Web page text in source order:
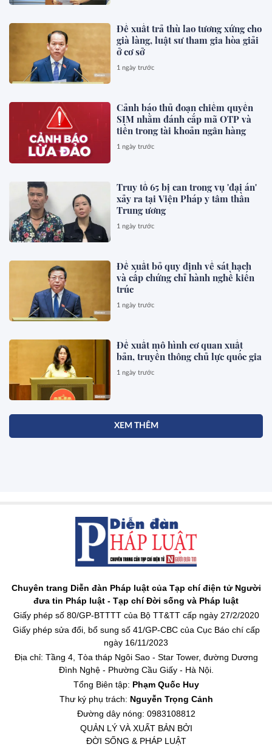
Đề xuất trả thù lao tương xứng cho
già làng, luật sư tham gia hòa giải
ở cơ sở
1 ngày trước
Cảnh báo thủ đoạn chiếm quyền
SIM nhằm đánh cắp mã OTP và
tiền trong tài khoản ngân hàng
1 ngày trước
Truy tố 65 bị can trong vụ 'đại án'
xảy ra tại Viện Pháp y tâm thần
Trung ương
1 ngày trước
Đề xuất bỏ quy định về sát hạch
và cấp chứng chỉ hành nghề kiến
trúc
1 ngày trước
Đề xuất mô hình cơ quan xuất
bản, truyền thông chủ lực quốc gia
1 ngày trước
XEM THÊM
Chuyên trang Diễn đàn Pháp luật của Tạp chí điện tử Người
đưa tin Pháp luật - Tạp chí Đời sống và Pháp luật
Giấy phép số 80/GP-BTTTT của Bộ TT&TT cấp ngày 27/2/2020
Giấy phép sửa đổi, bổ sung số 41/GP-CBC của Cục Báo chí cấp
ngày 16/11/2023
Địa chỉ: Tầng 4, Tòa tháp Ngôi Sao - Star Tower, đường Dương
Đình Nghệ - Phường Cầu Giấy - Hà Nội.
Tổng Biên tập: Phạm Quốc Huy
Thư ký phụ trách: Nguyễn Trọng Cảnh
Đường dây nóng: 0983108812
QUẢN LÝ VÀ XUẤT BẢN BỞI
ĐỜI SỐNG & PHÁP LUẬT